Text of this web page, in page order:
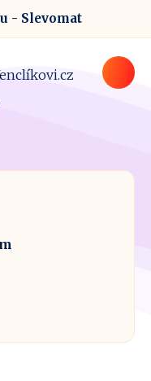
- Slevomat